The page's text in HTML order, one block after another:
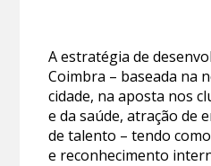
A estratégia de
Coimbra – baseada na
cidade, na aposta nos
e da saúde, atração de
de talento – tendo
e reconhecimento